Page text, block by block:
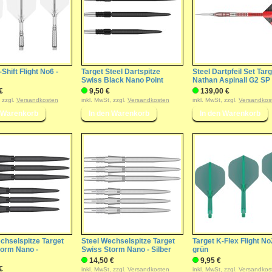
Flight No6 -
zzgl. Versandkosten
Target Steel Dartspitze
Swiss Black Nano Point
9,50 €
inkl. MwSt, zzgl. Versandkosten
Steel Dartpfeil Set
Nathan Aspinall G2 SP
139,00 €
inkl. MwSt, zzgl.
Target
Nano -
Steel Wechselspitze Target
Swiss Storm Nano - Silber
14,50 €
inkl. MwSt, zzgl. Versandkosten
Target K-Flex Flight
grün
9,95 €
inkl. MwSt, zzgl.